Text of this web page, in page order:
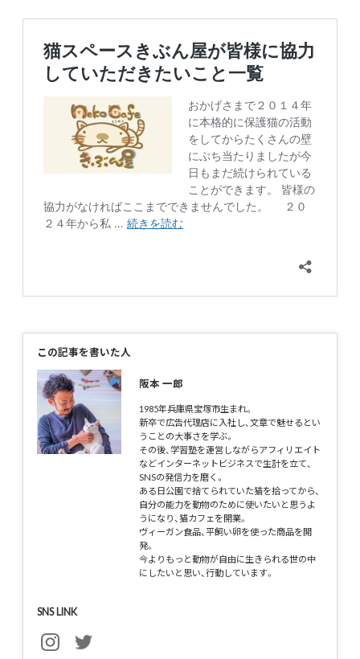
この記事を書いた人
阪本 一郎
1985年兵庫県宝塚市生まれ。
新卒で広告代理店に入社し、文章で魅せるとい
うことの大事さを学ぶ。
その後、学習塾を運営しながらアフィリエイト
などインターネットビジネスで生計を立て、
SNSの発信力を磨く。
ある日公園で捨てられていた猫を拾ってから、
自分の能力を動物のために使いたいと思うよ
うになり、猫カフェを開業。
ヴィーガン食品、平飼い卵を使った商品を開
発。
今よりもっと動物が自由に生きられる世の中
にしたいと思い、行動しています。
SNS LINK